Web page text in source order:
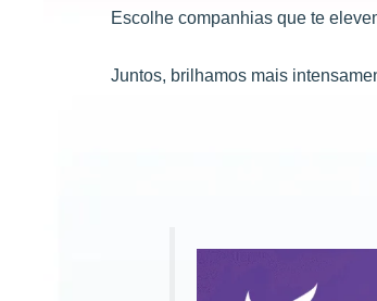
Escolhe companhias que te
Juntos, brilhamos mais